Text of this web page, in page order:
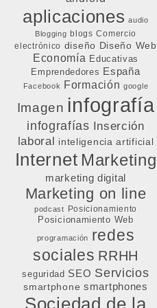
aplicaciones audio
Blogging blogs Comercio
electrónico diseño Diseño Web
Economía Educativas
Emprendedores España
Facebook Formación google
Imagen infografía
infografías Inserción
laboral inteligencia artificial
Internet Marketing
marketing digital
Marketing on line
podcast
Posicionamiento
Posicionamiento Web
programación redes
sociales RRHH
seguridad SEO Servicios
smartphone smartphones
Sociedad de la